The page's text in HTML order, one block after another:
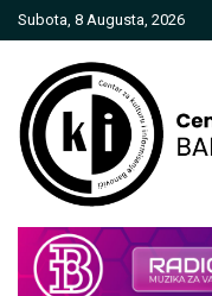
Skip
to
Subota, 8 Augusta, 2026
Centar za
Banovići